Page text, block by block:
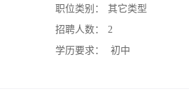
职位类别：
其它类型
招聘人数：
2
学历要求：
初中